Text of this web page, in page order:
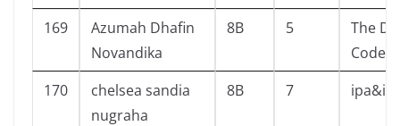
169
Azumah Dhafin
Novandika
8B 5
The
Code
170
chelsea sandia
nugraha
8B 7